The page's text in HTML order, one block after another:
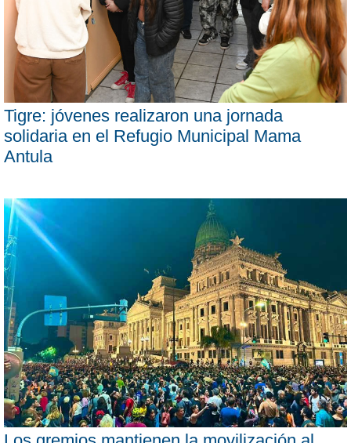
Tigre: jóvenes realizaron una jornada
solidaria en el Refugio Municipal Mama
Antula